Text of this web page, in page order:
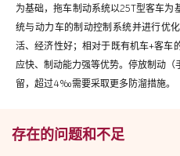
为基础，拖车制动系统以25T型客车为
统与动力车的制动控制系统并进行优
活、经济性好；相对于既有机车+客车
应快、制动能力强等优势。停放制动
留，超过4‰需要采取更多防溜措施。
存在的问题和不足